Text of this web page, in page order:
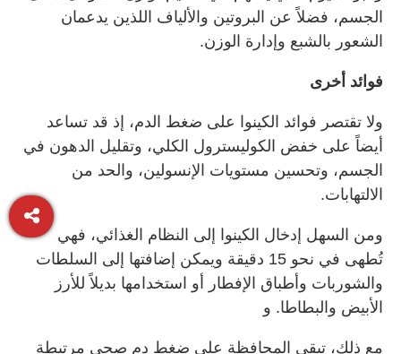
الجسم، فضلاً عن البروتين والألياف اللذين يدعمان
الشعور بالشبع وإدارة الوزن.
فوائد أخرى
ولا تقتصر فوائد الكينوا على ضغط الدم، إذ قد تساعد
أيضاً على خفض الكوليسترول الكلي، وتقليل الدهون في
الجسم، وتحسين مستويات الإنسولين، والحد من
الالتهابات.
ومن السهل إدخال الكينوا إلى النظام الغذائي، فهي
تُطهى في نحو 15 دقيقة ويمكن إضافتها إلى السلطات
والشوربات وأطباق الإفطار أو استخدامها بديلاً للأرز
الأبيض والبطاطا. و
مع ذلك، تبقى المحافظة على ضغط دم صحي مرتبطة